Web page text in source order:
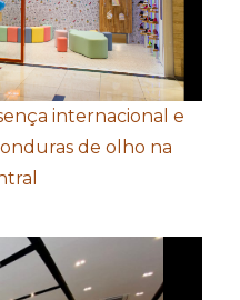
internacional e
de olho na